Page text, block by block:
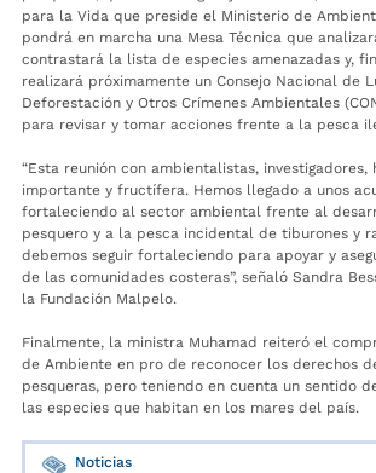
para la Vida que preside el Ministerio de
pondrá en marcha una Mesa Técnica que
contrastará la lista de especies amenazadas y,
realizará próximamente un Consejo Nacional de
Deforestación y Otros Crímenes Ambientales
para revisar y tomar acciones frente a la pesca
“Esta reunión con ambientalistas, investigadores,
importante y fructífera. Hemos llegado a unos
fortaleciendo al sector ambiental frente al
pesquero y a la pesca incidental de tiburones y
debemos seguir fortaleciendo para apoyar y
de las comunidades costeras”, señaló Sandra
la Fundación Malpelo.
Finalmente, la ministra Muhamad reiteró el
de Ambiente en pro de reconocer los derechos
pesqueras, pero teniendo en cuenta un sentido
las especies que habitan en los mares del país.
Noticias